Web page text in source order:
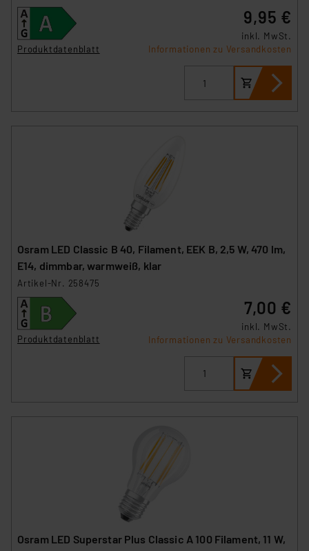
Produktdatenblatt
9,95 €
inkl. MwSt.
Informationen zu Versandkosten
Osram LED Classic B 40, Filament, EEK B, 2,5 W, 470 lm,
E14, dimmbar, warmweiß, klar
Artikel-Nr. 258475
Produktdatenblatt
7,00 €
inkl. MwSt.
Informationen zu Versandkosten
Osram LED Superstar Plus Classic A 100 Filament, 11 W,